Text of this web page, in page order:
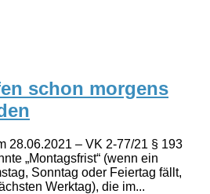
schon morgens
28.06.2021 – VK 2-77/21 § 193
„Montagsfrist“ (wenn ein
Sonntag oder Feiertag fällt,
Werktag), die im...